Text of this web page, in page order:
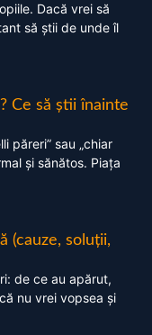
Dacă vrei să
să știi de unde îl
Ce să știi înainte
păreri” sau „chiar
și sănătos. Piața
(cauze, soluții,
de ce au apărut,
nu vrei vopsea și